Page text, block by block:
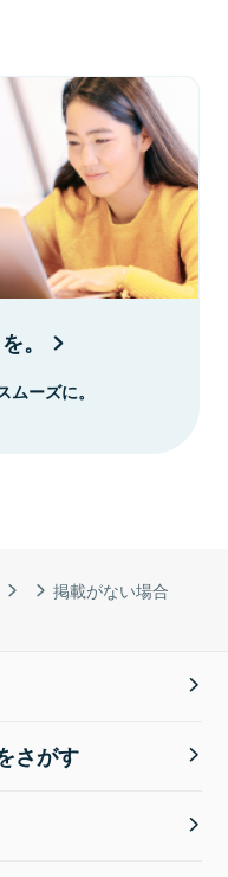
掲載がない場合
。
ーズに。
さがす